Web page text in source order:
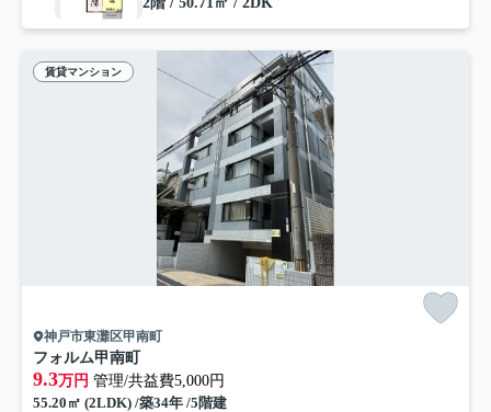
賃貸マンション
神戸市東灘区甲南町
フォルム甲南町
9.3万円 管理/共益費5,000円
55.20㎡ (2LDK) /築34年 /5階建